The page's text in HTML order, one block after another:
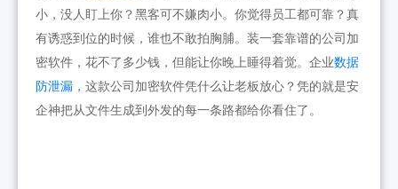
小，没人盯上你？黑客可不嫌肉小。你觉得员工都可靠？真
有诱惑到位的时候，谁也不敢拍胸脯。装一套靠谱的公司加
密软件，花不了多少钱，但能让你晚上睡得着觉。企业数据
防泄漏 ，这款公司加密软件凭什么让老板放心？凭的就是安
企神把从文件生成到外发的每一条路都给你看住了。